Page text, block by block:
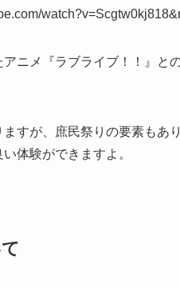
ニメ『ラブライブ！！』と
すが、 庶民祭りの要素もあ
体験ができますよ。